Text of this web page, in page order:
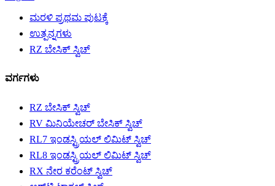
ಮರಳಿ ಪ್ರಥಮ ಪುಟಕ್ಕೆ
ಉತ್ಪನ್ನಗಳು
RZ ಬೇಸಿಕ್ ಸ್ವಿಚ್
ವರ್ಗಗಳು
RZ ಬೇಸಿಕ್ ಸ್ವಿಚ್
RV ಮಿನಿಯೇಚರ್ ಬೇಸಿಕ್ ಸ್ವಿಚ್
RL7 ಇಂಡಸ್ಟ್ರಿಯಲ್ ಲಿಮಿಟ್ ಸ್ವಿಚ್
RL8 ಇಂಡಸ್ಟ್ರಿಯಲ್ ಲಿಮಿಟ್ ಸ್ವಿಚ್
RX ನೇರ ಕರೆಂಟ್ ಸ್ವಿಚ್